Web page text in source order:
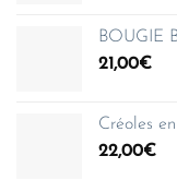
BOUGIE
21,00€
Créoles
22,00€